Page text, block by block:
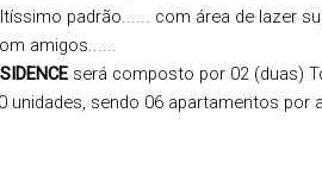
padrão...... com área de lazer
amigos......
será composto por 02 (duas)
unidades, sendo 06 apartamentos por
proporcionar conforto, bem estar e